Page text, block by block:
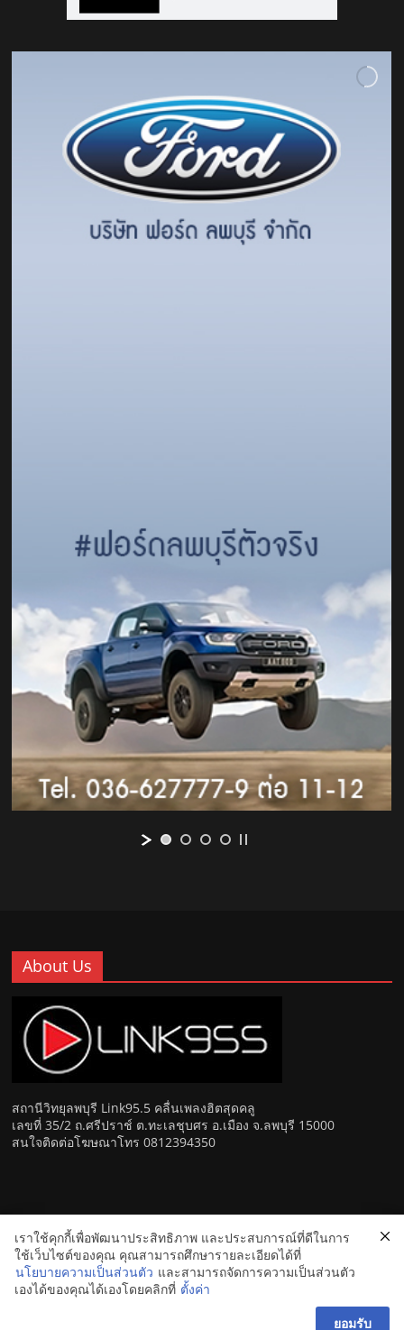
About Us
สถานีวิทยุลพบุรี Link95.5 คลื่นเพลงฮิตสุดคลู
เลขที่ 35/2 ถ.ศรีปราช์ ต.ทะเลชุบศร อ.เมือง จ.ลพบุรี 15000
สนใจติดต่อโฆษณาโทร 0812394350
Copyright © 2026Link 95.5 คลื่นเพลงฮิตสุดคูล สถานีวิทยุ FM
ลพบุรี . All rights reserved.
เราใช้คุกกี้เพื่อพัฒนาประสิทธิภาพ และประสบการณ์ที่ดีในการ
ใช้เว็บไซต์ของคุณ คุณสามารถศึกษารายละเอียดได้ที่
นโยบายความเป็นส่วนตัว และสามารถจัดการความเป็นส่วนตัว
เองได้ของคุณได้เองโดยคลิกที่ ตั้งค่า
ยอมรับ